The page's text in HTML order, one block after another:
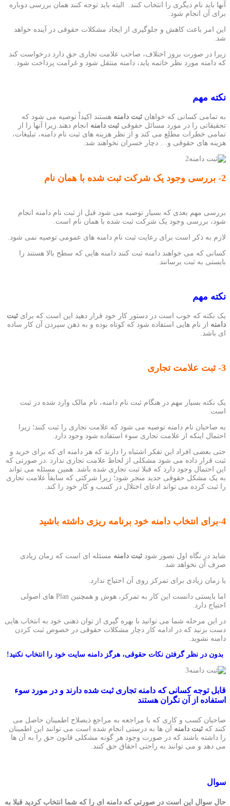
آنها باید نام دیگری را انتخاب كنند. البته باید توجه کنند همان بررسی دوباره
برای آن انجام شود.
این امر باعث کاهش و جلوگیری از ایجاد مشکلات حقوقی در آینده خواهد
شد.
زیرا در صورت بروز اختلاف، صاحب علامت تجاری حق دارد درخواست کند
که دامنه مورد نظر خاتمه یابد، دامنه منتقل شود و غرامت پرداخت شود.
نکته مهم
به تمامی کسانی که خواهان ثبت دامنه هستند اکیداً توصیه می شود که
تحقیقاتی را در مورد مسائل حقوقی ثبت دامنه انجام دهند.زیرا آنها را از
تمامی خطرات مطلع می کند و از نظر هزینه های ثبت نام دامنه، تبلیغات،
هزینه های حقوقی و… دچار خسران نخواهند شد.
2- بررسی وجود یک شرکت ثبت شده با همان نام
بررسی مهم بعدی که بسیار توصیه می شود قبل از ثبت نام دامنه انجام
شود، بررسی وجود یک شرکت ثبت شده با همان نام است.
لازم به ذکر است برای رعایت ثبت نام دامنه های عمومی توصیه نمی شود.
کسانی که می خواهند دامنه ثبت کنند دامنه هایی که سطح بالا هستند را
بایستی به ثبت برسانند.
نکته مهم
یک نکته که خوب است در دستور کار خود قرار دهید این است که برای ثبت
دامنه از نام هایی استفاده شود که کوتاه بوده و به ذهن سپردن آن کار ساده
ای باشد.
3- ثبت علامت تجاری
یک نکته بسیار مهم در هنگام ثبت نام دامنه، نام مالک وارد شده در ثبت
است.
به صاحبان نام دامنه توصیه می شود که علامت تجاری را ثبت کنند؛ زیرا
احتمال اینکه از علامت تجاری سوء استفاده شود وجود دارد.
حتی بعضی افراد این تفکر اشتباه را دارند که هر دامنه ای که برای خرید و
ثبت قرار داده می شود مشکلی از لحاظ علامت تجاری ندارد .در صورتی که
این احتمال وجود دارد که قبلا ثبت تجاری شده باشد. همین مسئله می تواند
به یک مشکل حقوقی جدید منجر شود؛ زیرا شرکتی که سابقاً علامت تجاری
را ثبت کرده می تواند ادعای اختلال در کسب و کار خود را کند.
4-برای انتخاب دامنه خود برنامه ریزی داشته باشید
شاید در نگاه اول تصور شود ثبت دامنه مسئله ای است که زمان زیادی
صرف آن نخواهد شد.
یا زمان زیادی برای تمرکز روی آن احتیاج ندارد.
اما بایستی دانست این کار به تمرکز، هوش و همچنین Plan های اصولی
احتیاج دارد.
در این مرحله شما می توانید با بهره گیری از توان ذهنی خود به انتخاب هایی
دست بزنید که در ادامه کار دچار مشکلات حقوقی در خصوص ثبت کردن
دامنه نشوید.
بدون در نظر گرفتن نکات حقوقی، هرگز دامنه سایت خود را انتخاب نکنید!
قابل توجه کسانی که دامنه تجاری ثبت شده دارند و در مورد سوء
استفاده از آن نگران هستند
صاحبان کسب و کاری که با مراجعه به مراجع ذیصلاح اطمینان حاصل می
کنند که ثبت دامنه آن ها به درستی انجام شده است می توانند این اطمینان
را داشته باشند که در صورت وجود هر گونه مشکلی قانون حق را به آن ها
می دهد و می توانند به راحتی احقاق حق کنند.
سوال
حال سوال این است در صورتی که دامنه ای را که شما انتخاب کردید قبلا به